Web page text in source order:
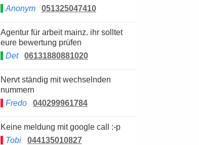
Anonym
051325047410
Agentur für arbeit mainz. ihr solltet
eure bewertung prüfen
Det
06131880881020
Nervt ständig mit wechselnden
nummern
Fredo
040299961784
Keine meldung mit google call :-p
Tobi
044135010827